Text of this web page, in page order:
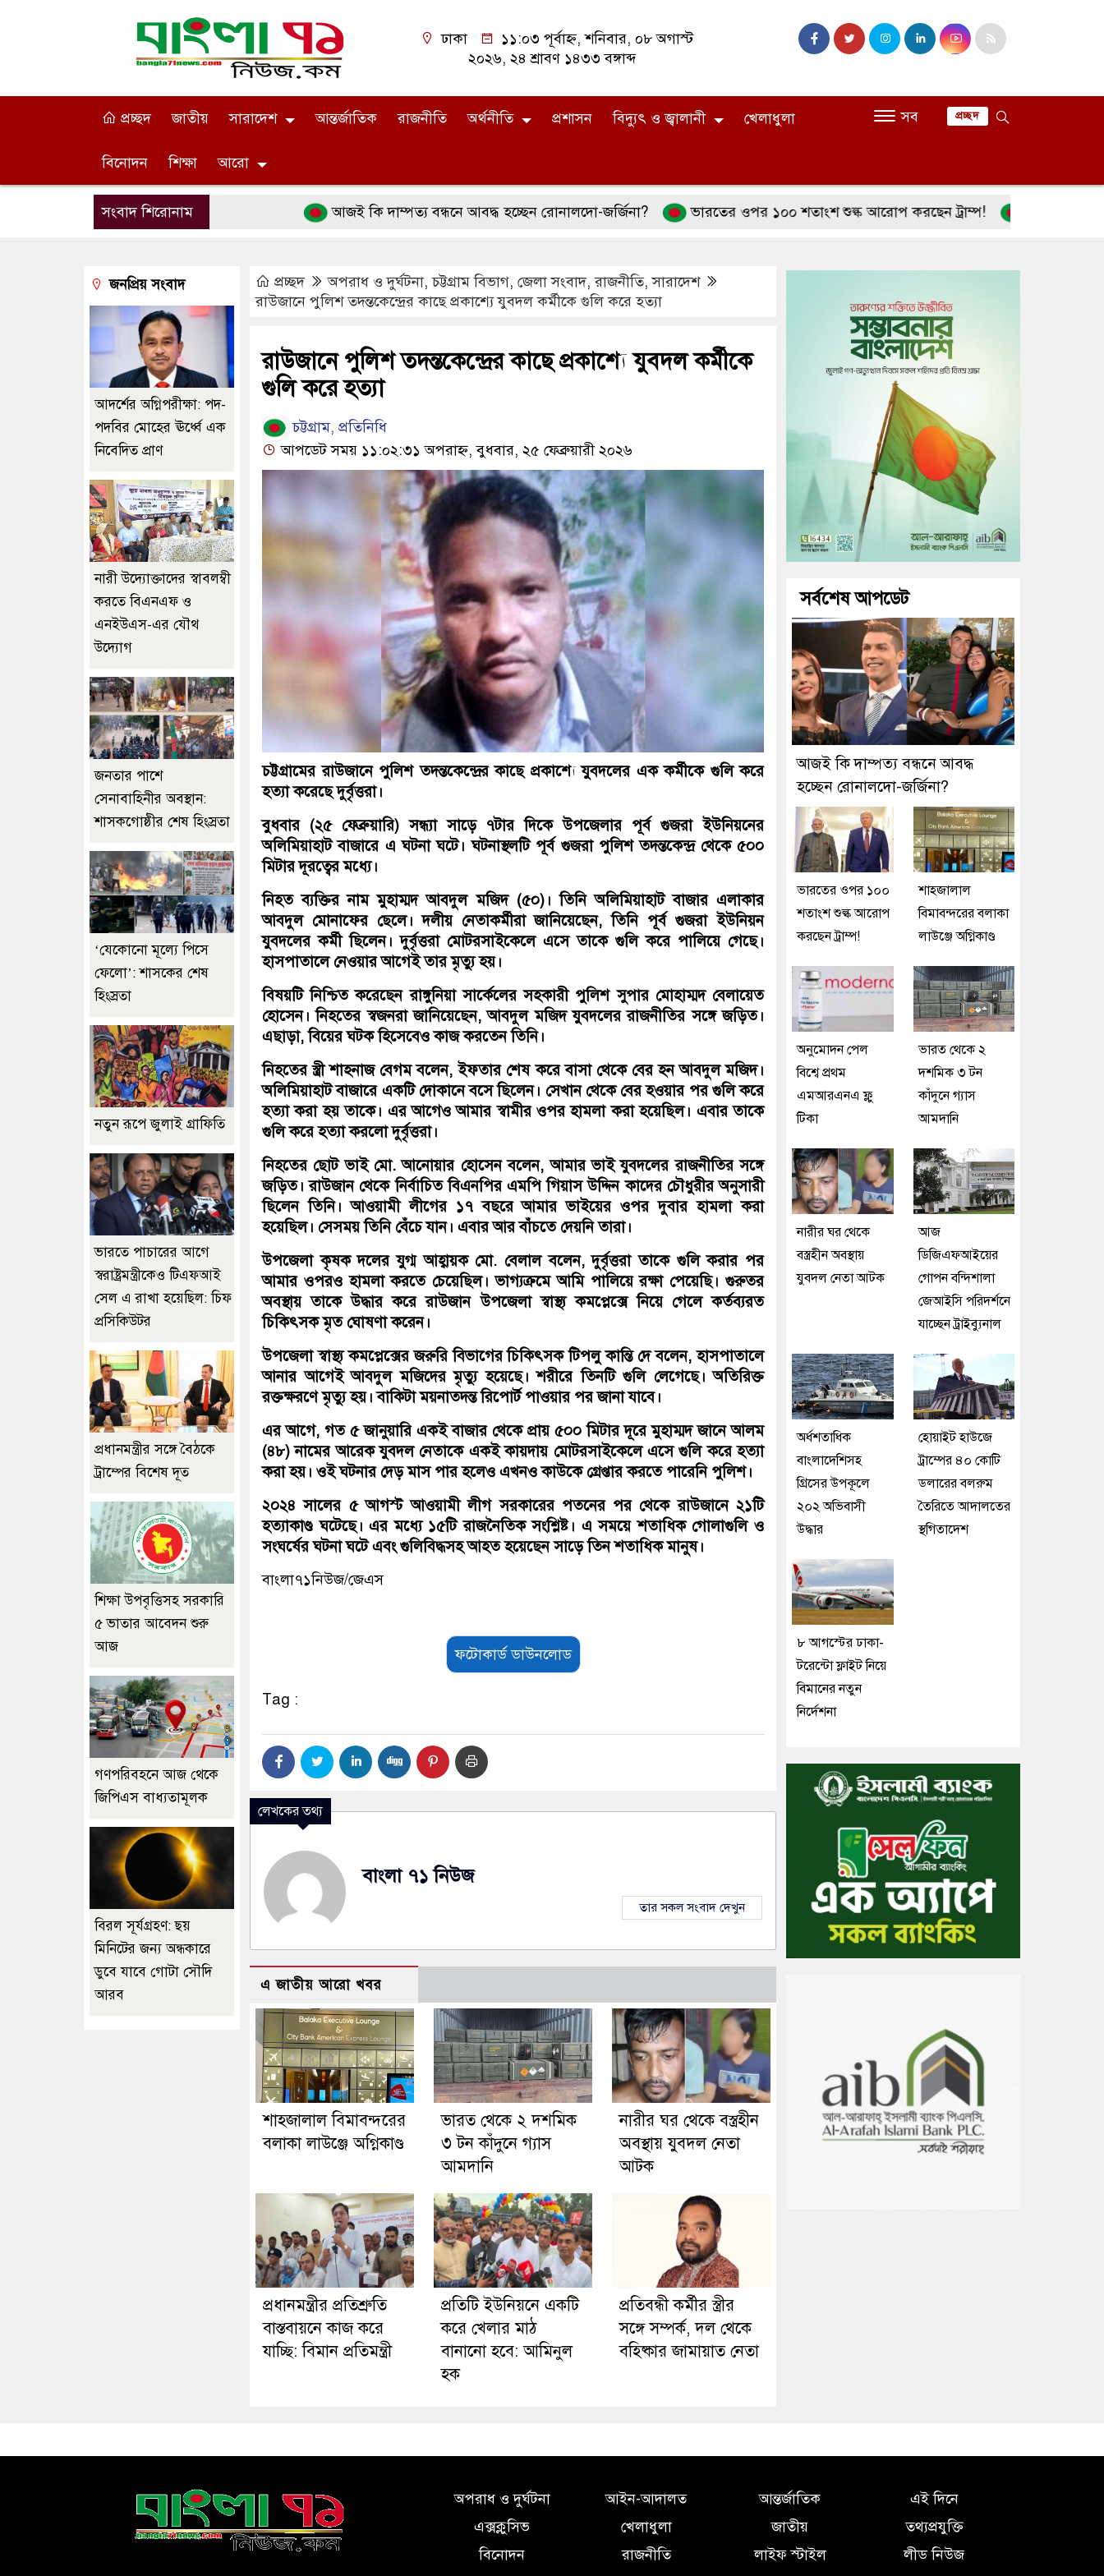
ঢাকা
১১:০৩ পূর্বাহ্ন, শনিবার, ০৮ অগাস্ট
২০২৬, ২৪ শ্রাবণ ১৪৩৩ বঙ্গাব্দ
প্রচ্ছদ জাতীয় সারাদেশ আন্তর্জাতিক রাজনীতি অর্থনীতি প্রশাসন বিদ্যুৎ ও জ্বালানী খেলাধুলা
বিনোদন শিক্ষা আরো
সব প্রচ্ছদ
সংবাদ শিরোনাম আজই কি দাম্পত্য বন্ধনে আবদ্ধ হচ্ছেন রোনালদো-জর্জিনা? ভারতের ওপর ১০০ শতাংশ শুল্ক আরোপ করছেন ট্রাম্প! শাহজালাল
প্রচ্ছদ অপরাধ ও দুর্ঘটনা,চট্টগ্রাম বিভাগ, জেলা সংবাদ,রাজনীতি,সারাদেশ
রাউজানে পুলিশ তদন্তকেন্দ্রের কাছে প্রকাশ্যে যুবদল কর্মীকে গুলি করে হত্যা
রাউজানে পুলিশ তদন্তকেন্দ্রের কাছে প্রকাশ্যে যুবদল কর্মীকে
গুলি করে হত্যা
চট্টগ্রাম, প্রতিনিধি
আপডেট সময় ১১:০২:৩১ অপরাহ্ন, বুধবার, ২৫ ফেব্রুয়ারী ২০২৬
চট্টগ্রামের রাউজানে পুলিশ তদন্তকেন্দ্রের কাছে প্রকাশ্যে যুবদলের এক কর্মীকে গুলি করে
হত্যা করেছে দুর্বৃত্তরা।
বুধবার (২৫ ফেব্রুয়ারি) সন্ধ্যা সাড়ে ৭টার দিকে উপজেলার পূর্ব গুজরা ইউনিয়নের
অলিমিয়াহাট বাজারে এ ঘটনা ঘটে। ঘটনাস্থলটি পূর্ব গুজরা পুলিশ তদন্তকেন্দ্র থেকে ৫০০
মিটার দূরত্বের মধ্যে।
নিহত ব্যক্তির নাম মুহাম্মদ আবদুল মজিদ (৫০)। তিনি অলিমিয়াহাট বাজার এলাকার
আবদুল মোনাফের ছেলে। দলীয় নেতাকর্মীরা জানিয়েছেন, তিনি পূর্ব গুজরা ইউনিয়ন
যুবদলের কর্মী ছিলেন। দুর্বৃত্তরা মোটরসাইকেলে এসে তাকে গুলি করে পালিয়ে গেছে।
হাসপাতালে নেওয়ার আগেই তার মৃত্যু হয়।
বিষয়টি নিশ্চিত করেছেন রাঙ্গুনিয়া সার্কেলের সহকারী পুলিশ সুপার মোহাম্মদ বেলায়েত
হোসেন। নিহতের স্বজনরা জানিয়েছেন, আবদুল মজিদ যুবদলের রাজনীতির সঙ্গে জড়িত।
এছাড়া, বিয়ের ঘটক হিসেবেও কাজ করতেন তিনি।
নিহতের স্ত্রী শাহনাজ বেগম বলেন, ‌ইফতার শেষ করে বাসা থেকে বের হন আবদুল মজিদ।
অলিমিয়াহাট বাজারে একটি দোকানে বসে ছিলেন। সেখান থেকে বের হওয়ার পর গুলি করে
হত্যা করা হয় তাকে। এর আগেও আমার স্বামীর ওপর হামলা করা হয়েছিল। এবার তাকে
গুলি করে হত্যা করলো দুর্বৃত্তরা।
নিহতের ছোট ভাই মো. আনোয়ার হোসেন বলেন, আমার ভাই যুবদলের রাজনীতির সঙ্গে
জড়িত। রাউজান থেকে নির্বাচিত বিএনপির এমপি গিয়াস উদ্দিন কাদের চৌধুরীর অনুসারী
ছিলেন তিনি। আওয়ামী লীগের ১৭ বছরে আমার ভাইয়ের ওপর দুবার হামলা করা
হয়েছিল। সেসময় তিনি বেঁচে যান। এবার আর বাঁচতে দেয়নি তারা।
উপজেলা কৃষক দলের যুগ্ম আহ্বায়ক মো. বেলাল বলেন, দুর্বৃত্তরা তাকে গুলি করার পর
আমার ওপরও হামলা করতে চেয়েছিল। ভাগ্যক্রমে আমি পালিয়ে রক্ষা পেয়েছি। গুরুতর
অবস্থায় তাকে উদ্ধার করে রাউজান উপজেলা স্বাস্থ্য কমপ্লেক্সে নিয়ে গেলে কর্তব্যরত
চিকিৎসক মৃত ঘোষণা করেন।
উপজেলা স্বাস্থ্য কমপ্লেক্সের জরুরি বিভাগের চিকিৎসক টিপলু কান্তি দে বলেন, হাসপাতালে
আনার আগেই আবদুল মজিদের মৃত্যু হয়েছে। শরীরে তিনটি গুলি লেগেছে। অতিরিক্ত
রক্তক্ষরণে মৃত্যু হয়। বাকিটা ময়নাতদন্ত রিপোর্ট পাওয়ার পর জানা যাবে।
এর আগে, গত ৫ জানুয়ারি একই বাজার থেকে প্রায় ৫০০ মিটার দূরে মুহাম্মদ জানে আলম
(৪৮) নামের আরেক যুবদল নেতাকে একই কায়দায় মোটরসাইকেলে এসে গুলি করে হত্যা
করা হয়। ওই ঘটনার দেড় মাস পার হলেও এখনও কাউকে গ্রেপ্তার করতে পারেনি পুলিশ।
২০২৪ সালের ৫ আগস্ট আওয়ামী লীগ সরকারের পতনের পর থেকে রাউজানে ২১টি
হত্যাকাণ্ড ঘটেছে। এর মধ্যে ১৫টি রাজনৈতিক সংশ্লিষ্ট। এ সময়ে শতাধিক গোলাগুলি ও
সংঘর্ষের ঘটনা ঘটে এবং গুলিবিদ্ধসহ আহত হয়েছেন সাড়ে তিন শতাধিক মানুষ।
বাংলা৭১নিউজ/জেএস
ফটোকার্ড ডাউনলোড
Tag :
লেখকের তথ্য
বাংলা ৭১ নিউজ
তার সকল সংবাদ দেখুন
এ জাতীয় আরো খবর
শাহজালাল বিমাবন্দরের
বলাকা লাউঞ্জে অগ্নিকাণ্ড
ভারত থেকে ২ দশমিক
৩ টন কাঁদুনে গ্যাস
আমদানি
নারীর ঘর থেকে বস্ত্রহীন
অবস্থায় যুবদল নেতা
আটক
প্রধানমন্ত্রীর প্রতিশ্রুতি
বাস্তবায়নে কাজ করে
যাচ্ছি: বিমান প্রতিমন্ত্রী
প্রতিটি ইউনিয়নে একটি
করে খেলার মাঠ
বানানো হবে: আমিনুল
হক
প্রতিবন্ধী কর্মীর স্ত্রীর
সঙ্গে সম্পর্ক, দল থেকে
বহিষ্কার জামায়াত নেতা
জনপ্রিয় সংবাদ
আদর্শের অগ্নিপরীক্ষা: পদ-
পদবির মোহের ঊর্ধ্বে এক
নিবেদিত প্রাণ
নারী উদ্যোক্তাদের স্বাবলম্বী
করতে বিএনএফ ও
এনইউএস-এর যৌথ
উদ্যোগ
জনতার পাশে
সেনাবাহিনীর অবস্থান:
শাসকগোষ্ঠীর শেষ হিংস্রতা
‘যেকোনো মূল্যে পিসে
ফেলো’: শাসকের শেষ
হিংস্রতা
নতুন রূপে জুলাই গ্রাফিতি
ভারতে পাচারের আগে
স্বরাষ্ট্রমন্ত্রীকেও টিএফআই
সেল এ রাখা হয়েছিল: চিফ
প্রসিকিউটর
প্রধানমন্ত্রীর সঙ্গে বৈঠকে
ট্রাম্পের বিশেষ দূত
শিক্ষা উপবৃত্তিসহ সরকারি
৫ ভাতার আবেদন শুরু
আজ
গণপরিবহনে আজ থেকে
জিপিএস বাধ্যতামূলক
বিরল সূর্যগ্রহণ: ছয়
মিনিটের জন্য অন্ধকারে
ডুবে যাবে গোটা সৌদি
আরব
সর্বশেষ আপডেট
আজই কি দাম্পত্য বন্ধনে আবদ্ধ
হচ্ছেন রোনালদো-জর্জিনা?
ভারতের ওপর ১০০
শতাংশ শুল্ক আরোপ
করছেন ট্রাম্প!
শাহজালাল
বিমাবন্দরের বলাকা
লাউঞ্জে অগ্নিকাণ্ড
অনুমোদন পেল
বিশ্বে প্রথম
এমআরএনএ ফ্লু
টিকা
ভারত থেকে ২
দশমিক ৩ টন
কাঁদুনে গ্যাস
আমদানি
নারীর ঘর থেকে
বস্ত্রহীন অবস্থায়
যুবদল নেতা আটক
আজ
ডিজিএফআইয়ের
গোপন বন্দিশালা
জেআইসি পরিদর্শনে
যাচ্ছেন ট্রাইব্যুনাল
অর্ধশতাধিক
বাংলাদেশিসহ
গ্রিসের উপকূলে
২০২ অভিবাসী
উদ্ধার
হোয়াইট হাউজে
ট্রাম্পের ৪০ কোটি
ডলারের বলরুম
তৈরিতে আদালতের
স্থগিতাদেশ
৮ আগস্টের ঢাকা-
টরেন্টো ফ্লাইট নিয়ে
বিমানের নতুন
নির্দেশনা
অপরাধ ও দুর্ঘটনা আইন-আদালত আন্তর্জাতিক
এই দিনে
এক্সক্লুসিভ
খেলাধুলা জাতীয়
তথ্যপ্রযুক্তি
বিনোদন
রাজনীতি লাইফ স্টাইল লীড নিউজ